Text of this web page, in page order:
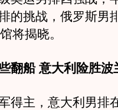
的挑战，俄罗斯男
将揭晓。
翻船 意大利险胜波
主，意大利男排